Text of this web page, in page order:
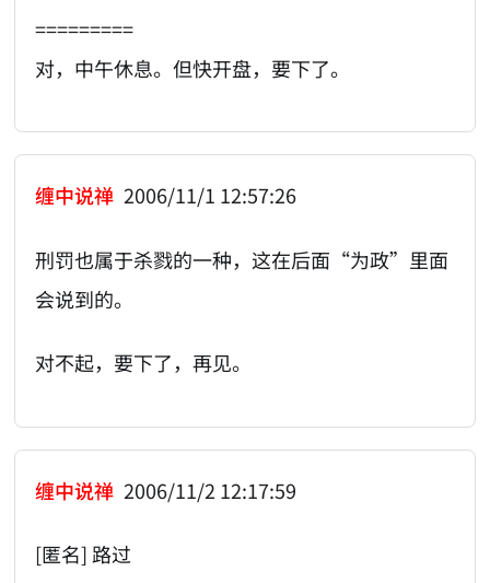
=========
对，中午休息。但快开盘，要下了。
缠中说禅 2006/11/1 12:57:26
刑罚也属于杀戮的一种，这在后面“为政”里面
会说到的。
对不起，要下了，再见。
缠中说禅 2006/11/2 12:17:59
[匿名] 路过